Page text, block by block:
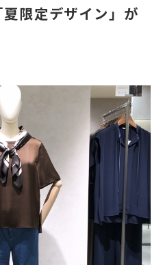
限定デザイン」が